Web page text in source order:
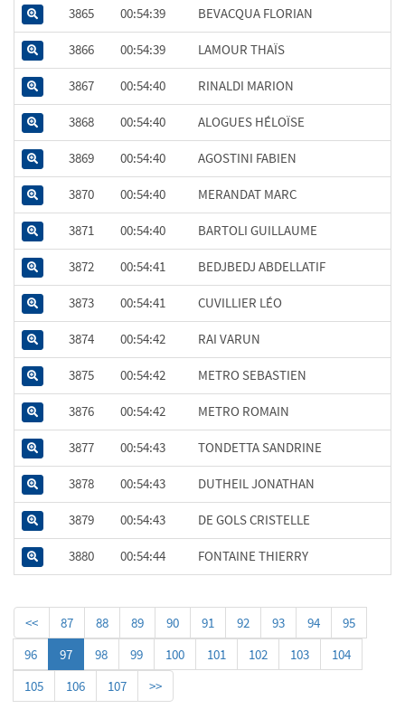
3865 00:54:39 BEVACQUA FLORIAN
3866 00:54:39 LAMOUR THAÏS
3867 00:54:40 RINALDI MARION
3868 00:54:40 ALOGUES HÉLOÏSE
3869 00:54:40 AGOSTINI FABIEN
3870 00:54:40 MERANDAT MARC
3871 00:54:40 BARTOLI GUILLAUME
3872 00:54:41 BEDJBEDJ ABDELLATIF
3873 00:54:41 CUVILLIER LÉO
3874 00:54:42 RAI VARUN
3875 00:54:42 METRO SEBASTIEN
3876 00:54:42 METRO ROMAIN
3877 00:54:43 TONDETTA SANDRINE
3878 00:54:43 DUTHEIL JONATHAN
3879 00:54:43 DE GOLS CRISTELLE
3880 00:54:44 FONTAINE THIERRY
<< 87 88 89 90 91 92 93 94
95
96
97 98 99 100 101 102 103
104
105
106 107 >>